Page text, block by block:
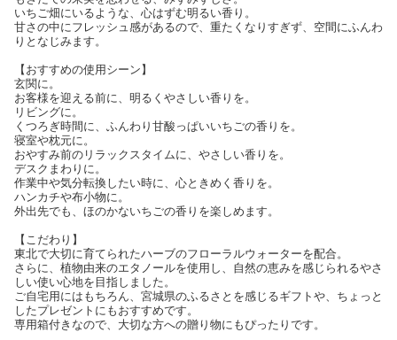
いちご畑にいるような、心はずむ明るい香り。
甘さの中にフレッシュ感があるので、重たくなりすぎず、空間にふんわ
りとなじみます。
【おすすめの使用シーン】
玄関に。
お客様を迎える前に、明るくやさしい香りを。
リビングに。
くつろぎ時間に、ふんわり甘酸っぱいいちごの香りを。
寝室や枕元に。
おやすみ前のリラックスタイムに、やさしい香りを。
デスクまわりに。
作業中や気分転換したい時に、心ときめく香りを。
ハンカチや布小物に。
外出先でも、ほのかないちごの香りを楽しめます。
【こだわり】
東北で大切に育てられたハーブのフローラルウォーターを配合。
さらに、植物由来のエタノールを使用し、自然の恵みを感じられるやさ
しい使い心地を目指しました。
ご自宅用にはもちろん、宮城県のふるさとを感じるギフトや、ちょっと
したプレゼントにもおすすめです。
専用箱付きなので、大切な方への贈り物にもぴったりです。